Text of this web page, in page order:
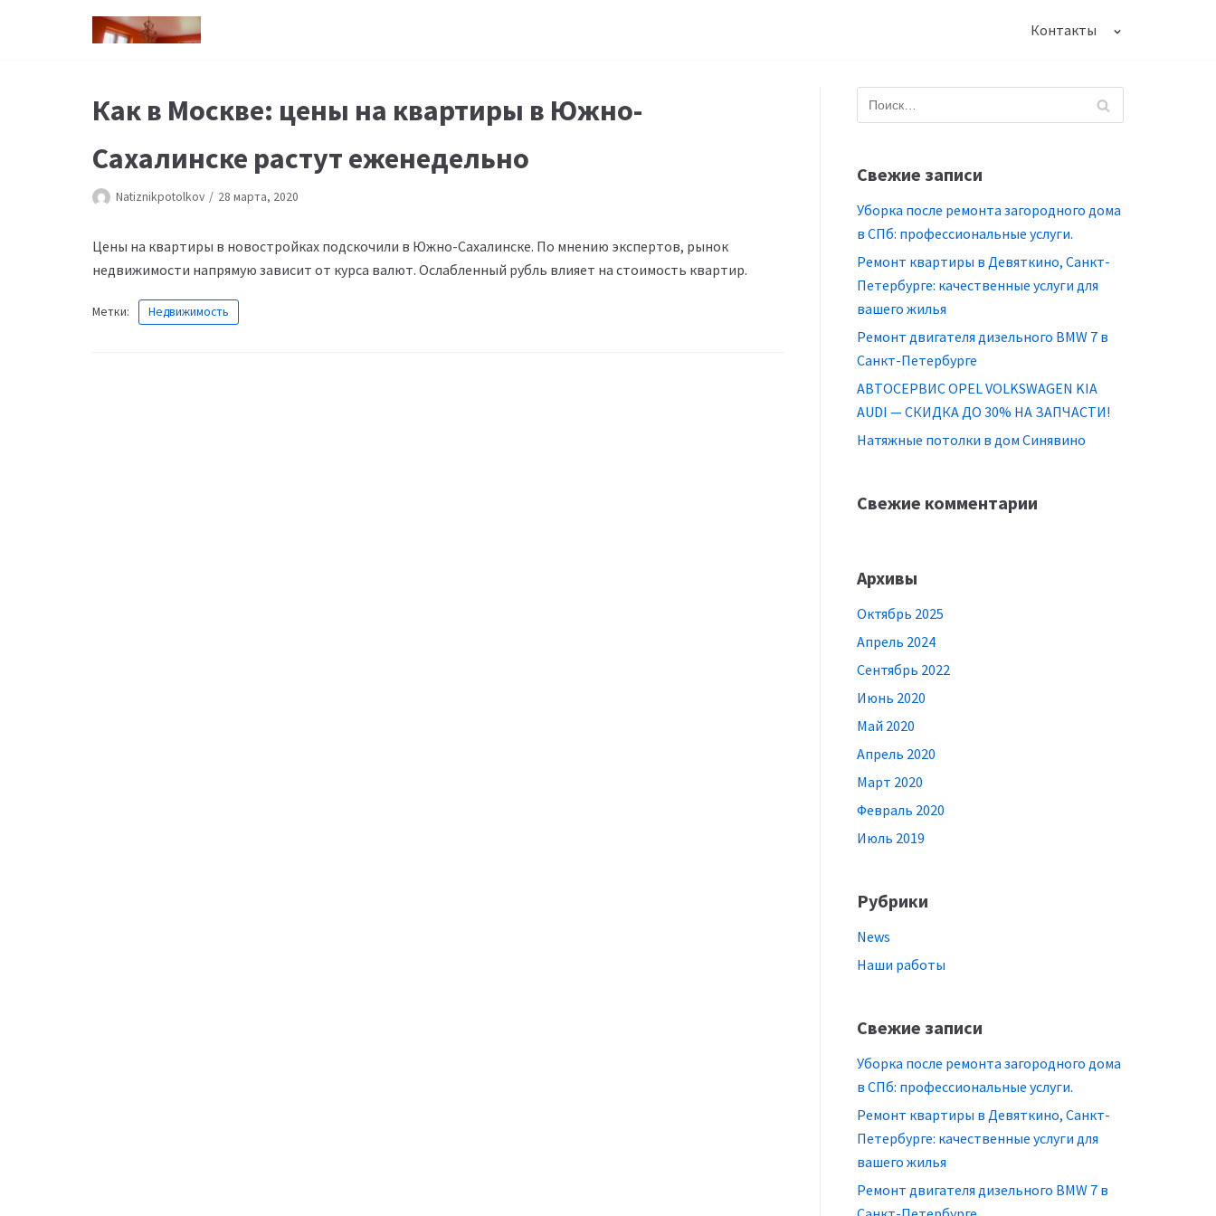
Контакты
Как в Москве: цены на квартиры в Южно-
Сахалинске растут еженедельно
Natiznikpotolkov 28 марта, 2020
Цены на квартиры в новостройках подскочили в Южно-Сахалинске. По мнению экспертов, рынок
недвижимости напрямую зависит от курса валют. Ослабленный рубль влияет на стоимость квартир.
Метки: Недвижимость
Свежие записи
Уборка после ремонта загородного дома
в СПб: профессиональные услуги.
Ремонт квартиры в Девяткино, Санкт-
Петербурге: качественные услуги для
вашего жилья
Ремонт двигателя дизельного BMW 7 в
Санкт-Петербурге
АВТОСЕРВИС OPEL VOLKSWAGEN KIA
AUDI — СКИДКА ДО 30% НА ЗАПЧАСТИ!
Натяжные потолки в дом Синявино
Свежие комментарии
Архивы
Октябрь 2025
Апрель 2024
Сентябрь 2022
Июнь 2020
Май 2020
Апрель 2020
Март 2020
Февраль 2020
Июль 2019
Рубрики
News
Наши работы
Свежие записи
Уборка после ремонта загородного дома
в СПб: профессиональные услуги.
Ремонт квартиры в Девяткино, Санкт-
Петербурге: качественные услуги для
вашего жилья
Ремонт двигателя дизельного BMW 7 в